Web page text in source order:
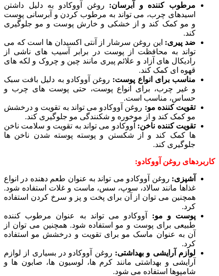
مرطوب کننده و آبرسان: روغن آووکادو به دلیل داشتن
اسیدهای چرب، می تواند به مرطوب کردن و آبرسانی پوست
و مو کمک کند و از خشکی و خارش پوست و مو جلوگیری
کند.
ضد پیری: این روغن سرشار از آنتی اکسیدان ها است که می
تواند به محافظت از پوست در برابر آسیب های ناشی از
رادیکال های آزاد و علائم پیری مانند چین و چروک و لکه های
قهوه ای کمک کند.
مناسب برای انواع پوست: روغن آووکادو به دلیل بافت سبک
و غیر چرب، برای انواع پوست، حتی پوست های چرب و
حساس، مناسب است.
تقویت کننده مو: روغن آووکادو می تواند به تقویت و درخشش
مو کمک کند و از موخوره و شکنندگی مو جلوگیری کند.
تقویت کننده ناخن: آووکادو می تواند به تقویت و سلامت ناخن
ها کمک کند و از شکستن و پوسته پوسته شدن ناخن ها
جلوگیری کند.
کاربردهای روغن آووکادو:
آشپزی: روغن آووکادو می تواند به عنوان طعم دهنده در انواع
غذاها مانند سالاد، سوپ، سس، ماست و غلات استفاده شود.
همچنین می توان از آن برای پخت و پز و سرخ کردن استفاده
کرد.
پوست و مو: آووکادو می تواند به عنوان مرطوب کننده
طبیعی برای پوست و مو استفاده شود. همچنین می توان از
آن به عنوان ماسک مو برای تقویت و درخشش مو استفاده
کرد.
لوازم آرایشی و بهداشتی: روغن آووکادو در بسیاری از لوازم
آرایشی و بهداشتی مانند کرم ها، لوسیون ها، صابون ها و
شامپوها استفاده می شود.